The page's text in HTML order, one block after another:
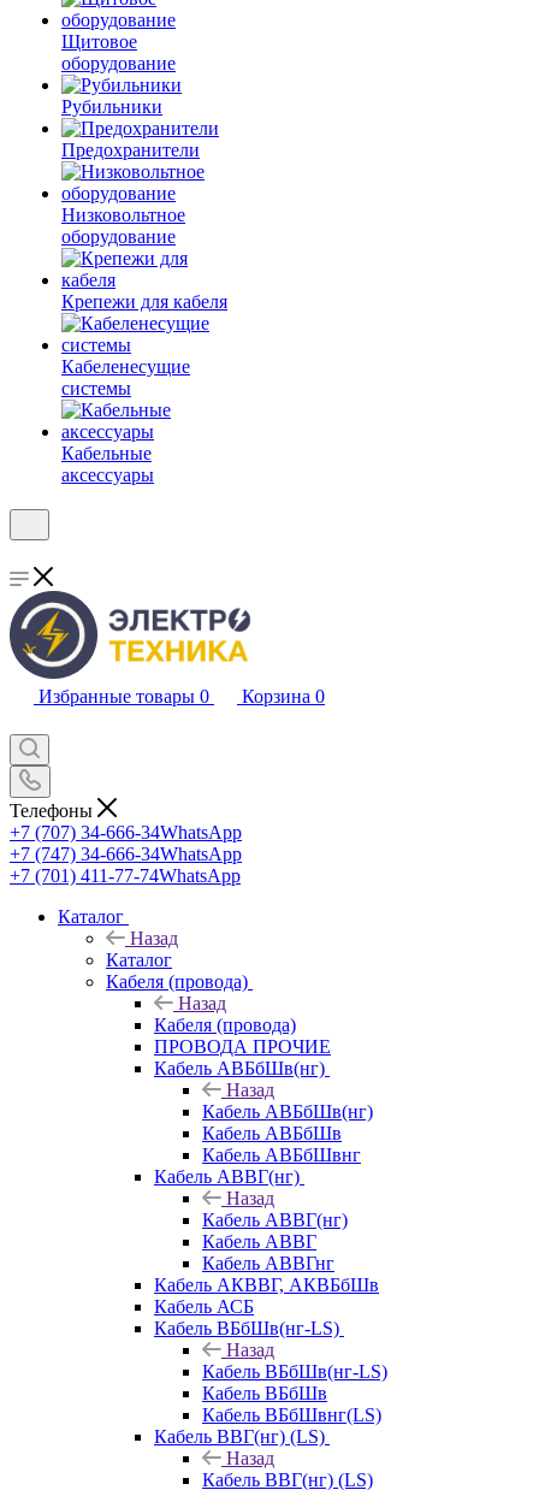
Щитовое
оборудование
Рубильники
Предохранители
Низковольтное
оборудование
Крепежи для кабеля
Кабеленесущие
системы
Кабельные
аксессуары
Избранные товары 0 Корзина 0
Телефоны
+7 (707) 34-666-34WhatsApp
+7 (747) 34-666-34WhatsApp
+7 (701) 411-77-74WhatsApp
Каталог
Назад
Каталог
Кабеля (провода)
Назад
Кабеля (провода)
ПРОВОДА ПРОЧИЕ
Кабель АВБбШв(нг)
Назад
Кабель АВБбШв(нг)
Кабель АВБбШв
Кабель АВБбШвнг
Кабель АВВГ(нг)
Назад
Кабель АВВГ(нг)
Кабель АВВГ
Кабель АВВГнг
Кабель АКВВГ, АКВБбШв
Кабель АСБ
Кабель ВБбШв(нг-LS)
Назад
Кабель ВБбШв(нг-LS)
Кабель ВБбШв
Кабель ВБбШвнг(LS)
Кабель ВВГ(нг) (LS)
Назад
Кабель ВВГ(нг) (LS)